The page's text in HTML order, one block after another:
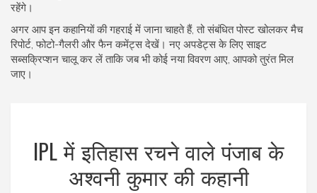
रहेंगे।
अगर आप इन कहानियों की गहराई में जाना चाहते हैं, तो संबंधित पोस्ट खोलकर मैच
रिपोर्ट, फोटो-गैलरी और फैन कमेंट्स देखें। नए अपडेट्स के लिए साइट
सब्सक्रिप्शन चालू कर लें ताकि जब भी कोई नया विवरण आए, आपको तुरंत मिल
जाए।
IPL में इतिहास रचने वाले पंजाब के
अश्वनी कुमार की कहानी